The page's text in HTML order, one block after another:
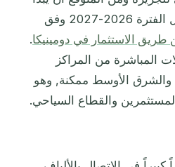
العمليات على مراحل خلال الفترة 2026-2027 وفق
الاستثمار في دومينيكا.
المباشرة من المراكز
والشرق الأوسط ممكنة, وهو
والقطاع السياحي.